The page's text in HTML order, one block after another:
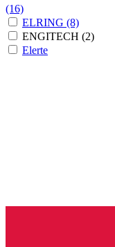
(16)
ELRING (8)
ENGITECH (2)
Elerte